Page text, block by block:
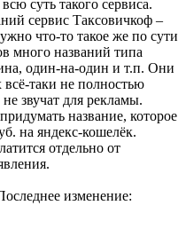
суть такого сервиса.
сервис Таксовичкоф –
что-то такое же по сути
много названий типа
один-на-один и т.п. Они
таки не полностью
звучат для рекламы.
название, которое
на яндекс-кошелёк.
отдельно от
изменение: